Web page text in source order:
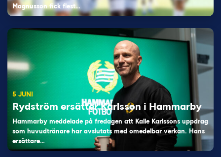
Magnusson fick flest…
5 JUNI
Rydström ersätter Karlsson i Hammarby
Hammarby meddelade på fredagen att Kalle Karlssons uppdrag
som huvudtränare har avslutats med omedelbar verkan. Hans
ersättare…